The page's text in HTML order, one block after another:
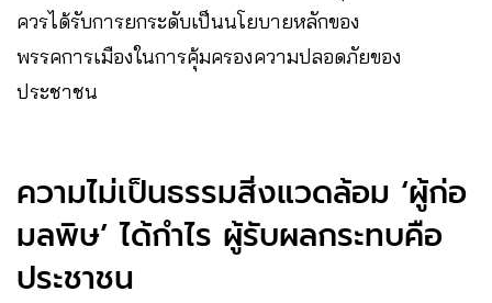
ควรได้รับการยกระดับเป็นนโยบายหลักของ
พรรคการเมืองในการคุ้มครองความปลอดภัยของ
ประชาชน
ความไม่เป็นธรรมสิ่งแวดล้อม ‘ผู้ก่อ
มลพิษ’ ได้กำไร ผู้รับผลกระทบคือ
ประชาชน